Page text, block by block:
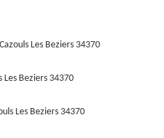
Les Beziers 34370
Les Beziers 34370
Les Beziers 34370